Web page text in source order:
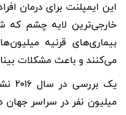
این ایمپلنت برای درمان
خارجی‌ترین لایه چشم که
بیماری‌های قرنیه
می‌کنند و باعث مشکلات
یک بررسی در سال ۲۰۱۶
میلیون نفر در سراسر جهان